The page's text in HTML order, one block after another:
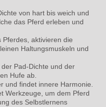
von hart bis weich und
das Pferd erleben und
Pferdes, aktivieren die
Haltungsmuskeln und
Pad-Dichte und der
Hufe ab.
und findet innere Harmonie.
Werkzeuge, um dem Pferd
des Selbstlernens